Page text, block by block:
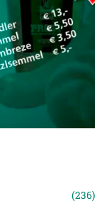
(236)